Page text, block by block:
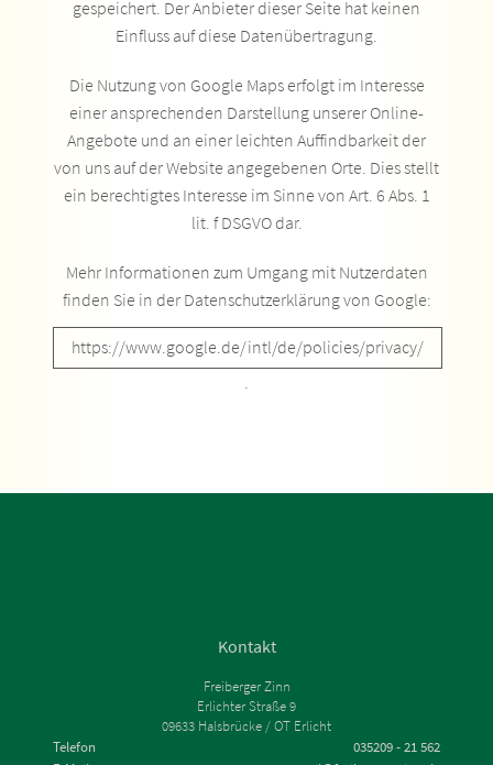
gespeichert. Der Anbieter dieser Seite hat keinen
Einfluss auf diese Datenübertragung.
Die Nutzung von Google Maps erfolgt im Interesse
einer ansprechenden Darstellung unserer Online-
Angebote und an einer leichten Auffindbarkeit der
von uns auf der Website angegebenen Orte. Dies stellt
ein berechtigtes Interesse im Sinne von Art. 6 Abs. 1
lit. f DSGVO dar.
Mehr Informationen zum Umgang mit Nutzerdaten
finden Sie in der Datenschutzerklärung von Google:
https://www.google.de/intl/de/policies/privacy/
Kontakt
Freiberger Zinn
Erlichter Straße 9
09633 Halsbrücke / OT Erlicht
Telefon
035209 - 21 562